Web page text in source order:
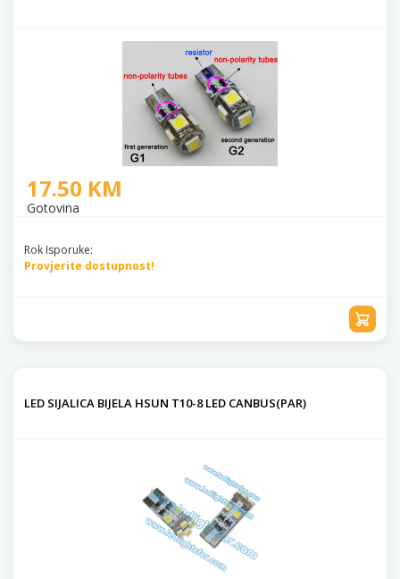
17.50 KM
Gotovina
Rok Isporuke:
Provjerite dostupnost!
LED SIJALICA BIJELA HSUN T10-8 LED CANBUS(PAR)